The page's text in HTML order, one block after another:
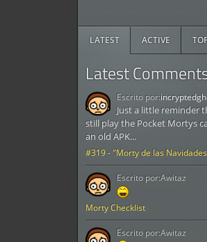
LATEST ACTIVE
Latest
#319 - "Morty de las
Just a little reminder
still play the Pocket Mortys
an old APK...
Escrito por:
Morty Checklist
Escrito por:Awitaz
Escrito por:Awitaz